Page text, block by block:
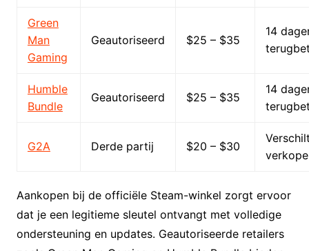
Green
Man
Gaming
Geautoriseerd $25 – $35
14
Humble
Bundle
Geautoriseerd $25 – $35
14
G2A Derde partij $20 – $30
Aankopen bij de officiële Steam-winkel zorgt ervoor
dat je een legitieme sleutel ontvangt met volledige
ondersteuning en updates. Geautoriseerde retailers